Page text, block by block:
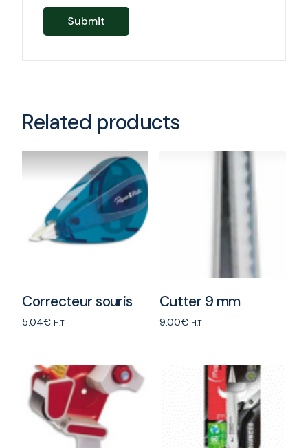
Related products
Correcteur souris
5.04€ H.T
Cutter 9 mm
9.00€ H.T